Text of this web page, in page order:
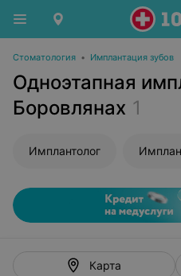
Стоматология • Имплантация зубов
Одноэтапная
Боровлянах 1
Имплантолог
Карта